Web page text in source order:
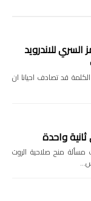
للاندرويد
قد تصادف احيانا ان
واحدة
مسألة منح صلاحية الروت